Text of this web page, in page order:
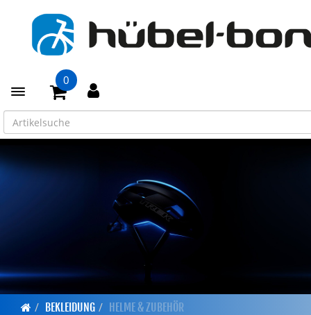
Toggle navigation
0
BEKLEIDUNG HELME & ZUBEHÖR